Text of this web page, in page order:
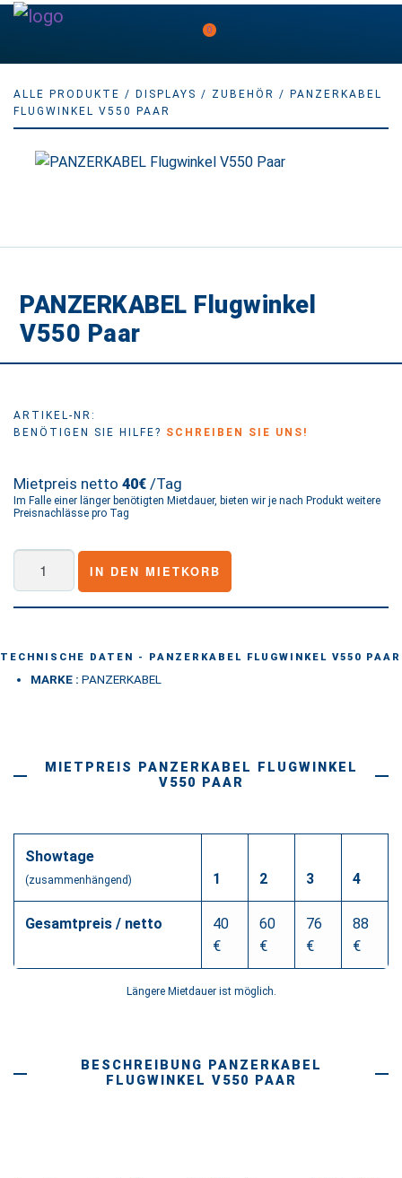
0
ALLE PRODUKTE / DISPLAYS / ZUBEHÖR / PANZERKABEL
FLUGWINKEL V550 PAAR
PANZERKABEL Flugwinkel
V550 Paar
ARTIKEL-NR:
BENÖTIGEN SIE HILFE? SCHREIBEN SIE UNS!
Mietpreis netto 40€ /Tag
Im Falle einer länger benötigten Mietdauer, bieten wir je nach Produkt weitere
Preisnachlässe pro Tag
PANZERKABEL
Flugwinkel
V550
Menge
IN DEN MIETKORB
TECHNISCHE DATEN - PANZERKABEL FLUGWINKEL V550 PAAR
MARKE : PANZERKABEL
MIETPREIS PANZERKABEL FLUGWINKEL
V550 PAAR
Showtage
(zusammenhängend) 1 2 3 4
Gesamtpreis / netto
40
€
60
€
76
€
88
€
Längere Mietdauer ist möglich.
BESCHREIBUNG PANZERKABEL
FLUGWINKEL V550 PAAR